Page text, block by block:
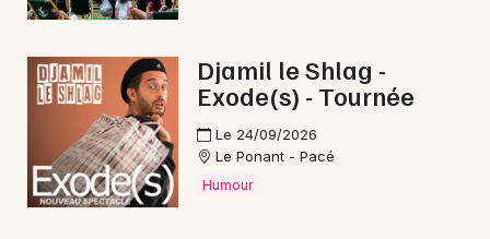
Djamil le Shlag -
Exode(s) - Tournée
Le 24/09/2026
Le Ponant - Pacé
Humour